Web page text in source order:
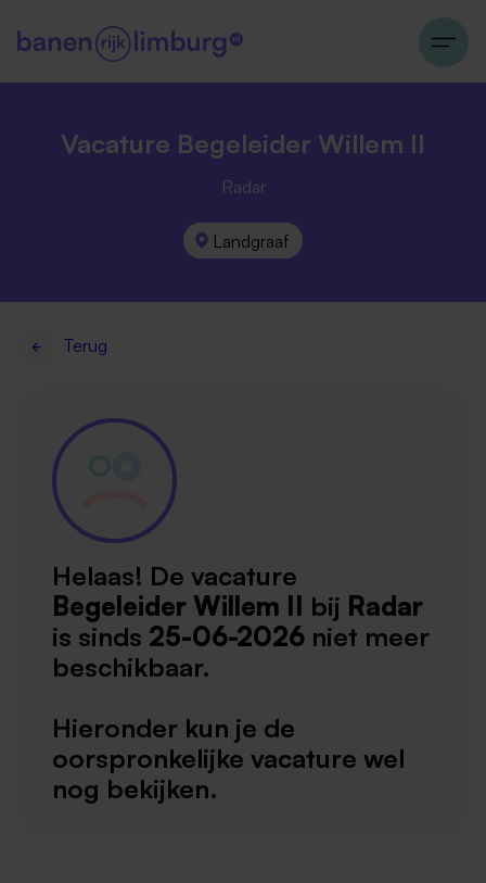
Vacature Begeleider Willem II
Radar
Landgraaf
Terug
Helaas! De vacature
Begeleider Willem II bij Radar
is sinds 25-06-2026 niet meer
beschikbaar.
Hieronder kun je de
oorspronkelijke vacature wel
nog bekijken.